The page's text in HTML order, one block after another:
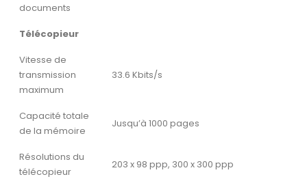
documents
Télécopieur
Vitesse de
transmission
maximum
33.6 Kbits/s
Capacité totale
de la mémoire
Jusqu’à 1000 pages
Résolutions du
télécopieur
203 x 98 ppp, 300 x 300 ppp